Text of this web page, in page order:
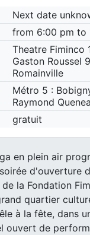
Next date
from 6:00 pm to
Theatre Fiminco
Gaston Roussel
Romainville
Métro 5 :
Raymond
gratuit
en plein air
d'ouverture
la Fondation
quartier
à la fête, dans
ouvert de